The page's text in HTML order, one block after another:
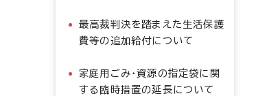
最高裁判決を踏まえた生活保護
費等の追加給付について
家庭用ごみ・資源の指定袋に関
する臨時措置の延長について